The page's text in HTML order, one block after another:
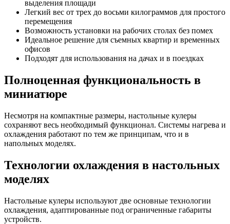
выделения площади
Легкий вес от трех до восьми килограммов для простого
перемещения
Возможность установки на рабочих столах без помех
Идеальное решение для съемных квартир и временных
офисов
Подходят для использования на дачах и в поездках
Полноценная функциональность в
миниатюре
Несмотря на компактные размеры, настольные кулеры
сохраняют весь необходимый функционал. Системы нагрева и
охлаждения работают по тем же принципам, что и в
напольных моделях.
Технологии охлаждения в настольных
моделях
Настольные кулеры используют две основные технологии
охлаждения, адаптированные под ограниченные габариты
устройств.